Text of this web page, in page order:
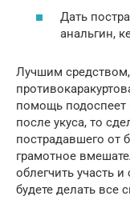
Дать
анальгин,
Лучшим средством,
помощь подоспеет
после укуса, то
пострадавшего от
грамотное
облегчить участь
будете делать все